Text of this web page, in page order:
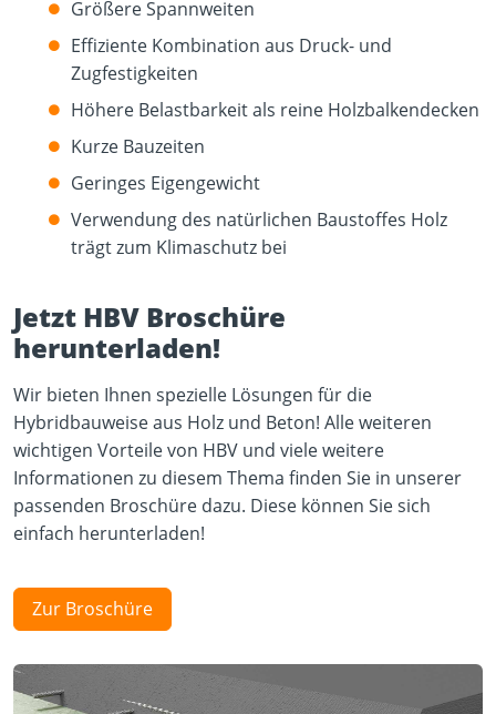
Größere Spannweiten
Effiziente Kombination aus Druck- und
Zugfestigkeiten
Höhere Belastbarkeit als reine Holzbalkendecken
Kurze Bauzeiten
Geringes Eigengewicht
Verwendung des natürlichen Baustoffes Holz
trägt zum Klimaschutz bei
Jetzt HBV Broschüre
herunterladen!
Wir bieten Ihnen spezielle Lösungen für die
Hybridbauweise aus Holz und Beton! Alle weiteren
wichtigen Vorteile von HBV und viele weitere
Informationen zu diesem Thema finden Sie in unserer
passenden Broschüre dazu. Diese können Sie sich
einfach herunterladen!
Zur Broschüre